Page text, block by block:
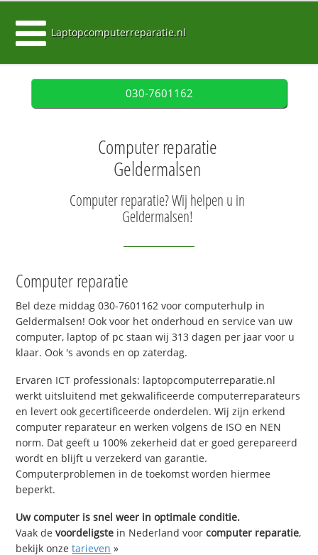
Laptopcomputerreparatie.nl
030-7601162
Computer reparatie
Geldermalsen
Computer reparatie? Wij helpen u in
Geldermalsen!
Computer reparatie
Bel deze middag 030-7601162 voor computerhulp in
Geldermalsen! Ook voor het onderhoud en service van uw
computer, laptop of pc staan wij 313 dagen per jaar voor u
klaar. Ook 's avonds en op zaterdag.
Ervaren ICT professionals: laptopcomputerreparatie.nl
werkt uitsluitend met gekwalificeerde computerreparateurs
en levert ook gecertificeerde onderdelen. Wij zijn erkend
computer reparateur en werken volgens de ISO en NEN
norm. Dat geeft u 100% zekerheid dat er goed gerepareerd
wordt en blijft u verzekerd van garantie.
Computerproblemen in de toekomst worden hiermee
beperkt.
Uw computer is snel weer in optimale conditie.
Vaak devoordeligste in Nederland voorcomputer reparatie,
bekijk onzetarieven »